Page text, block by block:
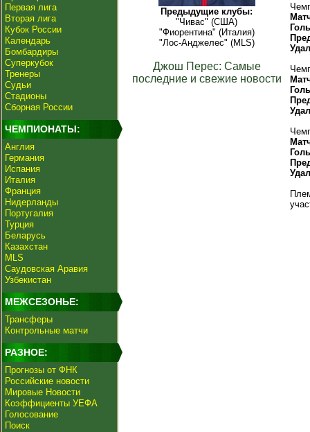
Первая лига
Вторая лига
Кубок России
Календарь
Бомбардиры
Суперкубок
Тренеры
Судьи
Стадионы
Сборная России
ЧЕМПИОНАТЫ:
Англия
Германия
Испания
Италия
Франция
Нидерланды
Португалия
Турция
Беларусь
Казахстан
MLS
Саудовская Аравия
Узбекистан
МЕЖСЕЗОНЬЕ:
Трансферы
Контрольные матчи
РАЗНОЕ:
Прогнозы от ФНК
Российские новости
Мировые Новости
Коэффициенты УЕФА
Голосование
Поиск
Предыдущие клубы:
"Чивас" (США)
"Фиорентина" (Италия)
"Лос-Анджелес" (MLS)
Джош Перес: Самые
последние и свежие новости